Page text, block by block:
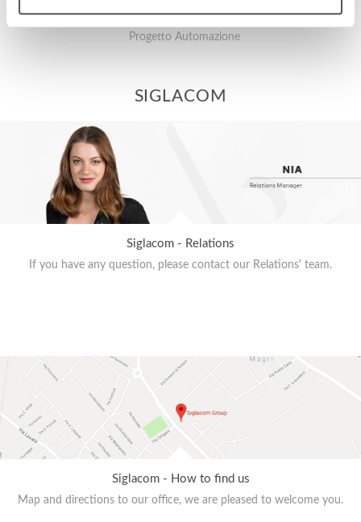
Progetto Automazione
SIGLACOM
Siglacom - Relations
If you have any question, please contact our Relations' team.
Siglacom - How to find us
Map and directions to our office, we are pleased to welcome you.